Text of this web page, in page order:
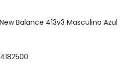
Balance 413v3 Masculino Azul